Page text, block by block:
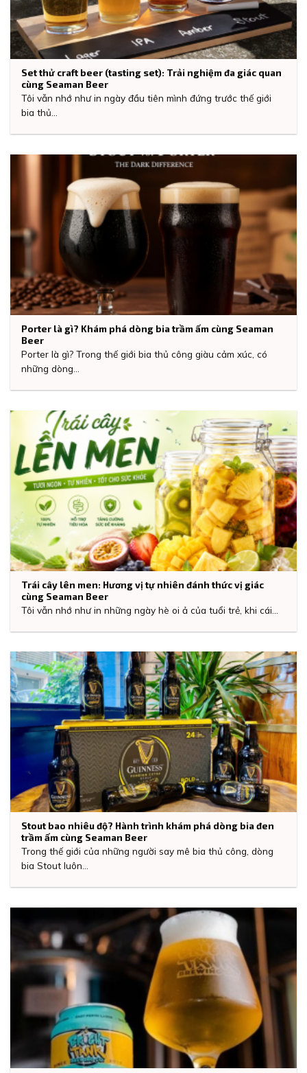
Set thử craft beer (tasting set): Trải nghiệm đa giác quan
cùng Seaman Beer
Tôi vẫn nhớ như in ngày đầu tiên mình đứng trước thế giới
bia thủ...
Porter là gì? Khám phá dòng bia trầm ấm cùng Seaman
Beer
Porter là gì? Trong thế giới bia thủ công giàu cảm xúc, có
những dòng...
Trái cây lên men: Hương vị tự nhiên đánh thức vị giác
cùng Seaman Beer
Tôi vẫn nhớ như in những ngày hè oi ả của tuổi trẻ, khi cái...
Stout bao nhiêu độ? Hành trình khám phá dòng bia đen
trầm ấm cùng Seaman Beer
Trong thế giới của những người say mê bia thủ công, dòng
bia Stout luôn...